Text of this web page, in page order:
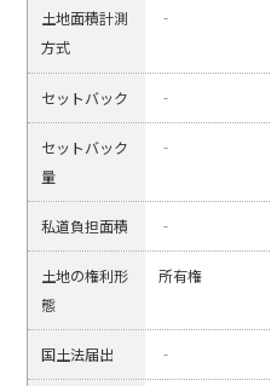
土地面積計測
方式
‐
セットバック ‐
セットバック
量
‐
私道負担面積 ‐
土地の権利形
態
所有権
国土法届出 ‐